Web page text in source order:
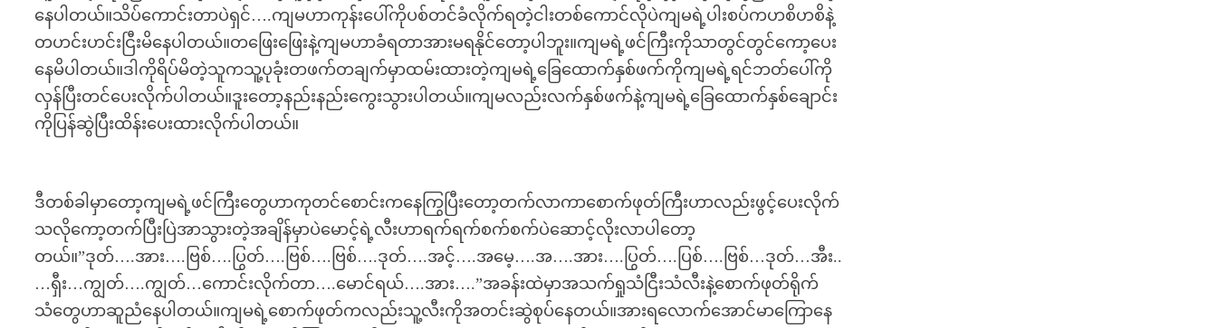
နေပါတယ်။သိပ်ကောင်းတာပဲရှင်….ကျမဟာကုန်းပေါ်ကိုပစ်တင်ခံလိုက်ရတဲ့ငါးတစ်ကောင်လိုပဲကျမရဲ့ပါးစပ်ကဟစိဟစိနဲ့
တဟင်းဟင်းငြီးမိနေပါတယ်။တဖြေးဖြေးနဲ့ကျမဟာခံရတာအားမရနိုင်တော့ပါဘူး။ကျမရဲ့ဖင်ကြီးကိုသာတွင်တွင်ကော့ပေး
နေမိပါတယ်။ဒါကိုရိပ်မိတဲ့သူကသူ့ပုခုံးတဖက်တချက်မှာထမ်းထားတဲ့ကျမရဲ့ခြေထောက်နှစ်ဖက်ကိုကျမရဲ့ရင်ဘတ်ပေါ်ကို
လှန်ပြီးတင်ပေးလိုက်ပါတယ်။ဒူးတော့နည်းနည်းကွေးသွားပါတယ်။ကျမလည်းလက်နှစ်ဖက်နဲ့ကျမရဲ့ခြေထောက်နှစ်ချောင်း
ကိုပြန်ဆွဲပြီးထိန်းပေးထားလိုက်ပါတယ်။
ဒီတစ်ခါမှာတော့ကျမရဲ့ဖင်ကြီးတွေဟာကုတင်စောင်းကနေကြွပြီးတော့တက်လာကာစောက်ဖုတ်ကြီးဟာလည်းဖွင့်ပေးလိုက်
သလိုကော့တက်ပြီးပြဲအာသွားတဲ့အချိန်မှာပဲမောင့်ရဲ့လီးဟာရက်ရက်စက်စက်ပဲဆောင့်လိုးလာပါတော့
တယ်။”ဒုတ်….အား….ဗြစ်….ပြွတ်….ဗြစ်….ဗြစ်….ဒုတ်….အင့်….အမေ့….အ….အား….ပြွတ်….ပြစ်….ဗြစ်…ဒုတ်…အီး..
…ရှီး…ကျွတ်….ကျွတ်…ကောင်းလိုက်တာ….မောင်ရယ်….အား….”အခန်းထဲမှာအသက်ရှုသံငြီးသံလီးနဲ့စောက်ဖုတ်ရိုက်
သံတွေဟာဆူညံနေပါတယ်။ကျမရဲ့စောက်ဖုတ်ကလည်းသူ့လီးကိုအတင်းဆွဲစုပ်နေတယ်။အားရလောက်အောင်မာကြောနေ